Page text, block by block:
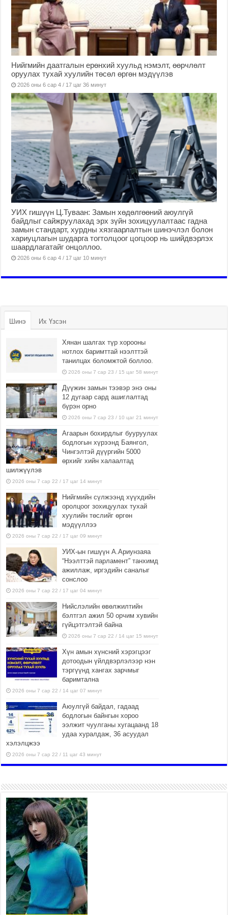
Нийгмийн даатгалын ерөнхий хуульд нэмэлт, өөрчлөлт
оруулах тухай хуулийн төсөл өргөн мэдүүлэв
2026 оны 6 сар 4 / 17 цаг 36 минут
УИХ гишүүн Ц.Туваан: Замын хөдөлгөөний аюулгүй
байдлыг сайжруулахад эрх зүйн зохицуулалтаас гадна
замын стандарт, хурдны хязгаарлалтын шинэчлэл болон
хариуцлагын шударга тогтолцоог цогцоор нь шийдвэрлэх
шаардлагатайг онцоллоо.
2026 оны 6 сар 4 / 17 цаг 10 минут
Шинэ Их Үзсэн
Хянан шалгах түр хорооны
нотлох баримттай нээлттэй
танилцах боломжтой боллоо.
2026 оны 7 сар 23 / 15 цаг 58 минут
Дүүжин замын тээвэр энэ оны
12 дугаар сард ашиглалтад
бүрэн орно
2026 оны 7 сар 23 / 10 цаг 21 минут
Агаарын бохирдлыг бууруулах
бодлогын хүрээнд Баянгол,
Чингэлтэй дүүргийн 5000
өрхийг хийн халаалтад
шилжүүлэв
2026 оны 7 сар 22 / 17 цаг 14 минут
Нийгмийн сүлжээнд хүүхдийн
оролцоог зохицуулах тухай
хуулийн төслийг өргөн
мэдүүллээ
2026 оны 7 сар 22 / 17 цаг 09 минут
УИХ-ын гишүүн А.Ариунзаяа
“Нээлттэй парламент” танхимд
ажиллаж, иргэдийн саналыг
сонслоо
2026 оны 7 сар 22 / 17 цаг 04 минут
Нийслэлийн өвөлжилтийн
бэлтгэл ажил 50 орчим хувийн
гүйцэтгэлтэй байна
2026 оны 7 сар 22 / 14 цаг 15 минут
Хүн амын хүнсний хэрэгцээг
дотоодын үйлдвэрлэлээр нэн
тэргүүнд хангах зарчмыг
баримтална
2026 оны 7 сар 22 / 14 цаг 07 минут
Аюулгүй байдал, гадаад
бодлогын байнгын хороо
ээлжит чуулганы хугацаанд 18
удаа хуралдаж, 36 асуудал
хэлэлцжээ
2026 оны 7 сар 22 / 11 цаг 43 минут
боломжтой-Хүүхэд хөгжүүлэх
төв” байгуулах төсөлд төр,
хувийн хэвшлийн түншлэлийн хүрээнд хамтран
ажиллахыг урьж байна
2026 оны 7 сар 22 / 9 цаг 28 минут
Б.Пүрэвдагва: “Урт цагаан”-ыг залуучууд чөлөөт
цагаа өнгөрүүлдэг, жуулчид зорьж ирдэг цэг
болгоно
2026 оны 7 сар 21 / 16 цаг 47 минут
Тусгай замын автобус /BRT/ төслийн удирдах
хорооны ээлжит хуралдаан боллоо
2026 оны 7 сар 21 / 16 цаг 43 минут